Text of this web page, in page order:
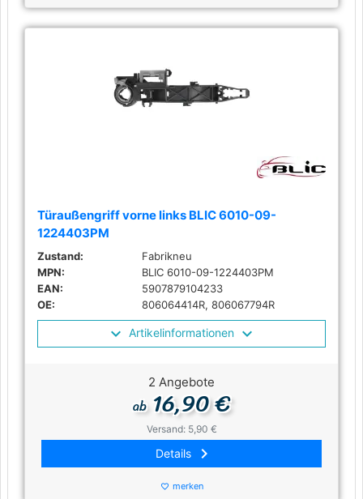
Türaußengriff vorne links BLIC 6010-09-
1224403PM
Zustand:
Fabrikneu
MPN:
BLIC 6010-09-1224403PM
EAN:
5907879104233
OE:
806064414R, 806067794R
Artikelinformationen
2 Angebote
ab16,90 €
Versand: 5,90 €
Details keyboard_arrow_right
favorite_border merken